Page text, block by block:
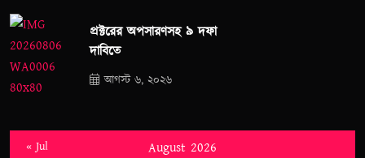
প্রক্টরের অপসারণসহ ৯ দফা
দাবিতে
আগস্ট ৬, ২০২৬
August 2026
« Jul